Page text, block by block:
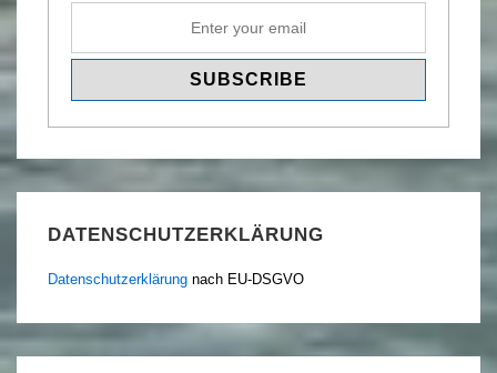
DATENSCHUTZERKLÄRUNG
Datenschutzerklärung nach EU-DSGVO